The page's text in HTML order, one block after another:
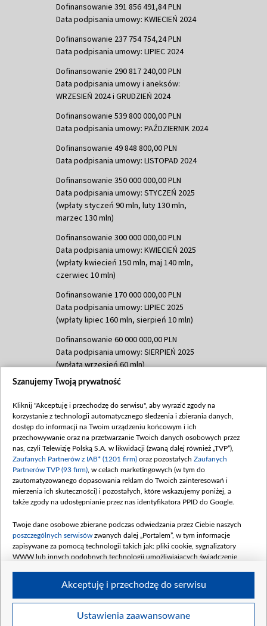
Dofinansowanie 391 856 491,84 PLN
Data podpisania umowy: KWIECIEŃ 2024
Dofinansowanie 237 754 754,24 PLN
Data podpisania umowy: LIPIEC 2024
Dofinansowanie 290 817 240,00 PLN
Data podpisania umowy i aneksów:
WRZESIEŃ 2024 i GRUDZIEŃ 2024
Dofinansowanie 539 800 000,00 PLN
Data podpisania umowy: PAŹDZIERNIK 2024
Dofinansowanie 49 848 800,00 PLN
Data podpisania umowy: LISTOPAD 2024
Dofinansowanie 350 000 000,00 PLN
Data podpisania umowy: STYCZEŃ 2025
(wpłaty styczeń 90 mln, luty 130 mln,
marzec 130 mln)
Dofinansowanie 300 000 000,00 PLN
Data podpisania umowy: KWIECIEŃ 2025
(wpłaty kwiecień 150 mln, maj 140 mln,
czerwiec 10 mln)
Dofinansowanie 170 000 000,00 PLN
Data podpisania umowy: LIPIEC 2025
(wpłaty lipiec 160 mln, sierpień 10 mln)
Dofinansowanie 60 000 000,00 PLN
Data podpisania umowy: SIERPIEŃ 2025
(wpłata wrzesień 60 mln)
Dofinansowanie 635 783 051,21 PLN
(wpłata wrzesień 100 mln, październik 350
mln, listopad 265 mln)
Dofinansowanie 48 862 000,00 PLN
Data podpisania umowy: GRUDZIEŃ 2025
(wpłata grudzień 60,548 mln)
Dofinansowanie 900 000 000,00 PLN
Data podpisania umowy: LUTY 2026 (wpłata
kwiecień 180 mln, 7 maja 180 mln, 8
czerwca 90 mln)
Dofinansowanie 250 000 000,00 PLN
4 sierpnia 250 mln
Szanujemy Twoją prywatność
Kliknij "Akceptuję i przechodzę do serwisu", aby wyrazić zgody na
korzystanie z technologii automatycznego śledzenia i zbierania danych,
dostęp do informacji na Twoim urządzeniu końcowym i ich
przechowywanie oraz na przetwarzanie Twoich danych osobowych przez
nas, czyli Telewizję Polską S.A. w likwidacji (zwaną dalej również „TVP”),
Zaufanych Partnerów z IAB* (1201 firm) oraz pozostałych Zaufanych
Partnerów TVP (93 firm) , w celach marketingowych (w tym do
zautomatyzowanego dopasowania reklam do Twoich zainteresowań i
mierzenia ich skuteczności) i pozostałych, które wskazujemy poniżej, a
także zgody na udostępnianie przez nas identyfikatora PPID do Google.
Twoje dane osobowe zbierane podczas odwiedzania przez Ciebie naszych
poszczególnych serwisów zwanych dalej „Portalem”, w tym informacje
zapisywane za pomocą technologii takich jak: pliki cookie, sygnalizatory
WWW lub innych podobnych technologii umożliwiających świadczenie
Twoje dane osobowe zbierane podczas odwiedzania przez Ciebie
Ustawienia zaawansowane
Akceptuję i przechodzę do serwisu